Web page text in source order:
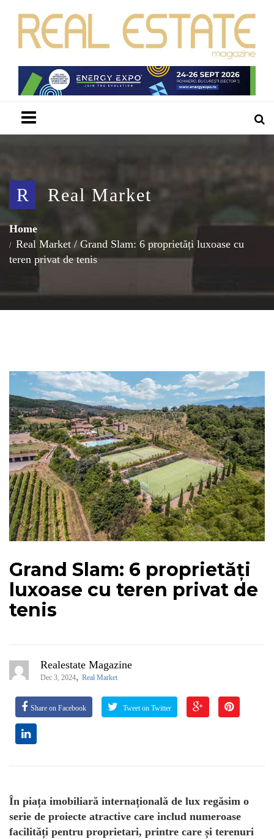
R Real Market
Home
Real Market / Grand Slam: 6 proprietăți luxoase cu
teren privat de tenis
Grand Slam: 6 proprietăți
luxoase cu teren privat de
tenis
Realestate Magazine
Dec 3, 2024, Real Market
Share on Facebook Tweet on Twitter
În piața imobiliară internațională de lux regăsim o
serie de proiecte atractive care includ numeroase
facilități pentru proprietari, printre care și terenuri